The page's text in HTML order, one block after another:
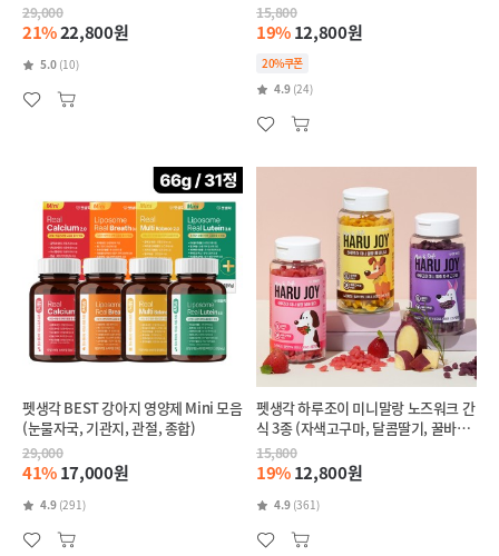
60캡슐
29,000
21%22,800원
5.0 (10)
간식 200g
15,800
19%12,800원
20%쿠폰
4.9 (24)
펫생각 BEST 강아지 영양제 Mini 모음
(눈물자국, 기관지, 관절, 종합)
29,000
41%17,000원
4.9 (291)
펫생각 하루조이 미니말랑 노즈워크 간
식 3종 (자색고구마, 달콤딸기, 꿀바나
나)
15,800
19%12,800원
4.9 (361)